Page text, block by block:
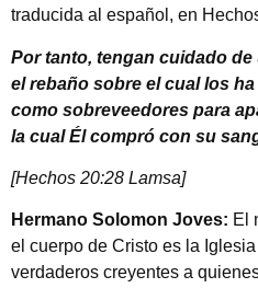
traducida al español, en
Por tanto, tengan cuidado
el rebaño sobre el cual los
como sobreveedores para
la cual Él compró con su
[Hechos 20:28 Lamsa]
Hermano Solomon Joves: El
el cuerpo de Cristo es la
verdaderos creyentes a